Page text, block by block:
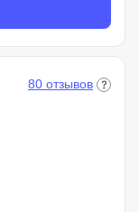
80 отзывов